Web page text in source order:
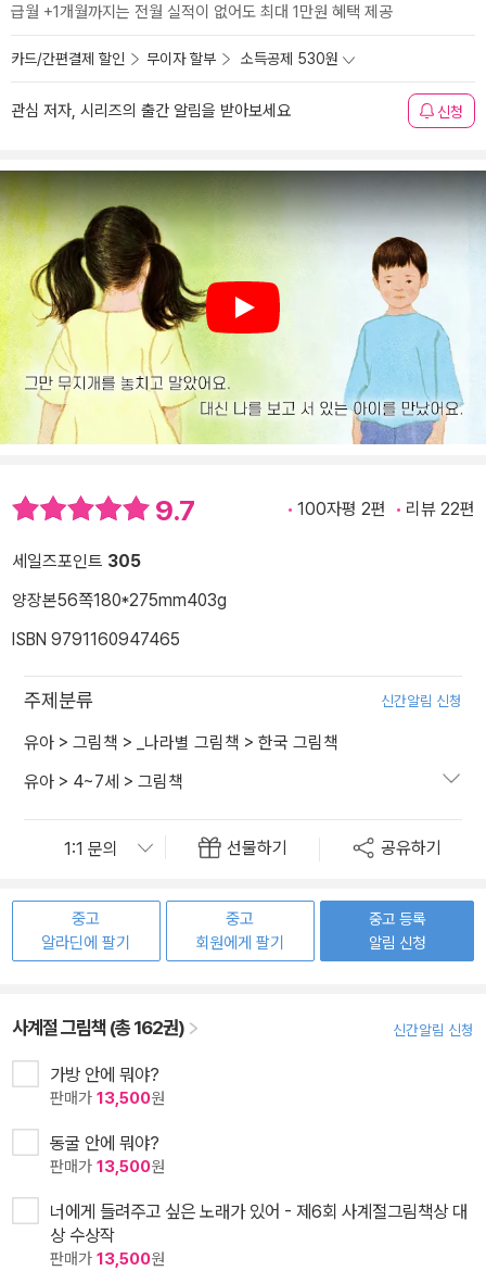
급월 +1개월까지는 전월 실적이 없어도 최대 1만원 혜택 제공
카드/간편결제 할인 무이자 할부 소득공제 530원
관심 저자, 시리즈의 출간 알림을 받아보세요 신청
Play
9.7 100자평 2편 리뷰 22편
세일즈포인트 305
양장본56쪽180*275mm403g
ISBN 9791160947465
주제분류 신간알림 신청
유아 > 그림책 > _나라별 그림책 > 한국 그림책
유아 > 4~7세 > 그림책
선물하기 공유하기
중고
알라딘에 팔기
중고
회원에게 팔기
중고 등록
알림 신청
사계절 그림책 (총 162권) 신간알림 신청
가방 안에 뭐야?
판매가 13,500원
동굴 안에 뭐야?
판매가 13,500원
너에게 들려주고 싶은 노래가 있어 - 제6회 사계절그림책상 대
상 수상작
판매가 13,500원